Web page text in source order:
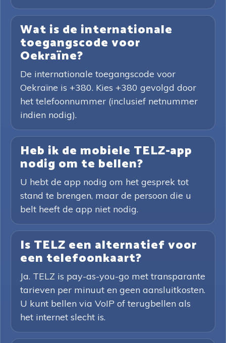
Wat is de internationale
toegangscode voor
Oekraïne?
De internationale toegangscode voor
Oekraïne is +380. Kies +380 gevolgd door
het telefoonnummer (inclusief netnummer
indien nodig).
Heb ik de mobiele TELZ-app
nodig om te bellen?
U hebt de app nodig om het gesprek tot
stand te brengen, maar de persoon die u
belt heeft de app niet nodig.
Is TELZ een alternatief voor
een telefoonkaart?
Ja. TELZ is pay-as-you-go met transparante
tarieven per minuut en geen aansluitkosten.
U kunt bellen via VoIP of terugbellen als
het internet slecht is.